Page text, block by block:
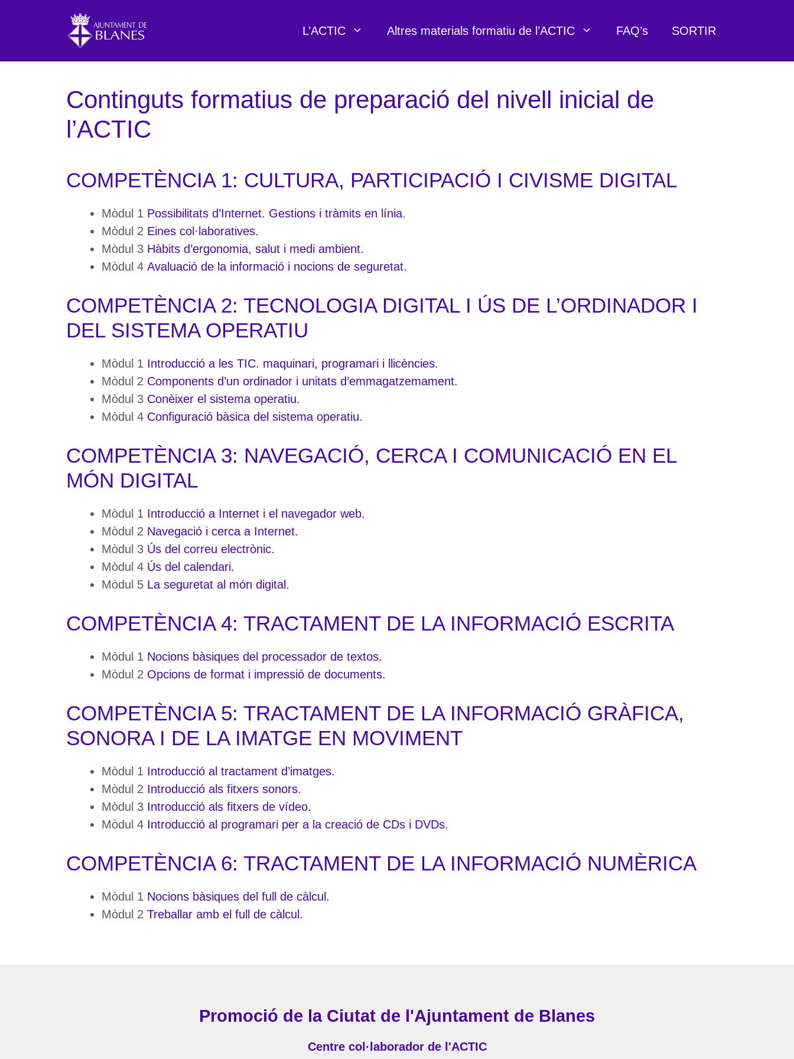
L’ACTIC Altres materials formatiu de l’ACTIC FAQ’s SORTIR
Continguts formatius de preparació del nivell inicial de
l’ACTIC
COMPETÈNCIA 1: CULTURA, PARTICIPACIÓ I CIVISME DIGITAL
Mòdul 1 Possibilitats d’Internet. Gestions i tràmits en línia.
Mòdul 2 Eines col·laboratives.
Mòdul 3 Hàbits d’ergonomia, salut i medi ambient.
Mòdul 4 Avaluació de la informació i nocions de seguretat.
COMPETÈNCIA 2: TECNOLOGIA DIGITAL I ÚS DE L’ORDINADOR I
DEL SISTEMA OPERATIU
Mòdul 1 Introducció a les TIC. maquinari, programari i llicències.
Mòdul 2 Components d’un ordinador i unitats d’emmagatzemament.
Mòdul 3 Conèixer el sistema operatiu.
Mòdul 4 Configuració bàsica del sistema operatiu.
COMPETÈNCIA 3: NAVEGACIÓ, CERCA I COMUNICACIÓ EN EL
MÓN DIGITAL
Mòdul 1 Introducció a Internet i el navegador web.
Mòdul 2 Navegació i cerca a Internet.
Mòdul 3 Ús del correu electrònic.
Mòdul 4 Ús del calendari.
Mòdul 5 La seguretat al món digital.
COMPETÈNCIA 4: TRACTAMENT DE LA INFORMACIÓ ESCRITA
Mòdul 1 Nocions bàsiques del processador de textos.
Mòdul 2 Opcions de format i impressió de documents.
COMPETÈNCIA 5: TRACTAMENT DE LA INFORMACIÓ GRÀFICA,
SONORA I DE LA IMATGE EN MOVIMENT
Mòdul 1 Introducció al tractament d’imatges.
Mòdul 2 Introducció als fitxers sonors.
Mòdul 3 Introducció als fitxers de vídeo.
Mòdul 4 Introducció al programari per a la creació de CDs i DVDs.
COMPETÈNCIA 6: TRACTAMENT DE LA INFORMACIÓ NUMÈRICA
Mòdul 1 Nocions bàsiques del full de càlcul.
Mòdul 2 Treballar amb el full de càlcul.
Promoció de la Ciutat de l'Ajuntament de Blanes
Centre col·laborador de l'ACTIC